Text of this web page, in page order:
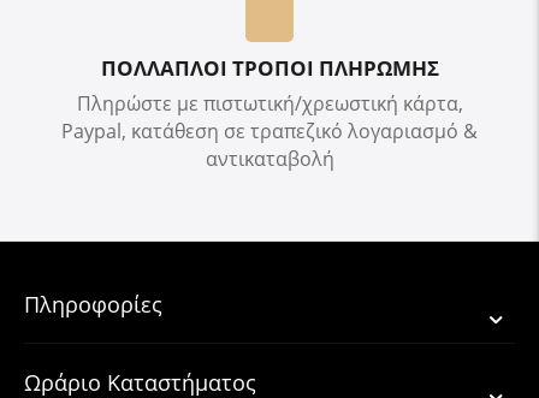
ΠΟΛΛΑΠΛΟΙ ΤΡΟΠΟΙ ΠΛΗΡΩΜΗΣ
Πληρώστε με πιστωτική/χρεωστική κάρτα,
Paypal, κατάθεση σε τραπεζικό λογαριασμό &
αντικαταβολή
Πληροφορίες
Ωράριο Καταστήματος